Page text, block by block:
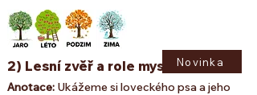
2) Lesní zvěř a role myslivce
Anotace: Ukážeme si loveckého psa a jeho
Novinka